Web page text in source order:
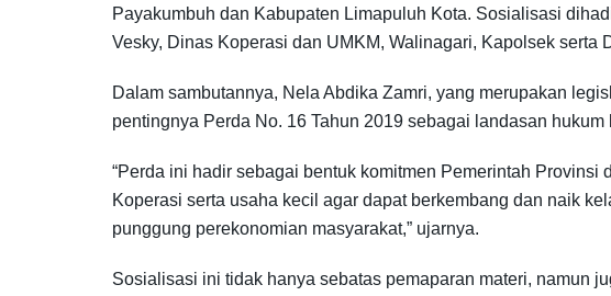
Payakumbuh dan Kabupaten Limapuluh Kota. Sosialisasi
Vesky, Dinas Koperasi dan UMKM, Walinagari, Kapolsek serta
Dalam sambutannya, Nela Abdika Zamri, yang merupakan
pentingnya Perda No. 16 Tahun 2019 sebagai landasan
“Perda ini hadir sebagai bentuk komitmen Pemerintah
Koperasi serta usaha kecil agar dapat berkembang dan naik
punggung perekonomian masyarakat,” ujarnya.
Sosialisasi ini tidak hanya sebatas pemaparan materi, namun